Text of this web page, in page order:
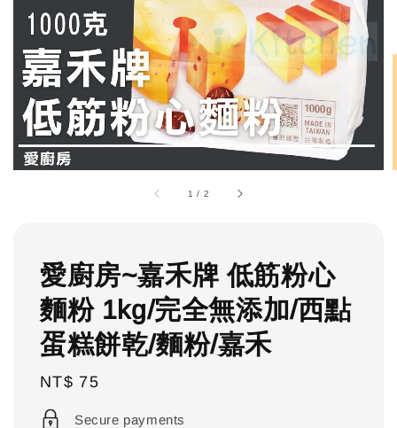
1 / 2
愛廚房~嘉禾牌 低筋粉心
麵粉 1kg/完全無添加/西點
蛋糕餅乾/麵粉/嘉禾
Regular
price
NT$ 75
Secure payments